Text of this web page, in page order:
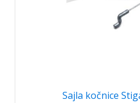
Sajla kočnice